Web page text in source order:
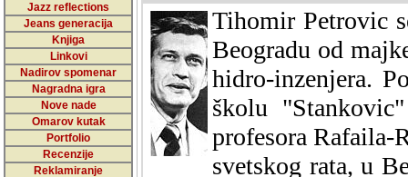
Jazz reflections
Jeans generacija
Knjiga
Linkovi
Nadirov spomenar
Nagradna igra
Nove nade
Omarov kutak
Portfolio
Recenzije
Reklamiranje
Tihomir Petrovic
Beogradu od
hidro-inzenjera.
školu
profesora Rafaila-
svetskog rata, u